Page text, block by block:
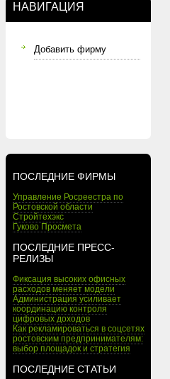
НАВИГАЦИЯ
Добавить фирму
ПОСЛЕДНИЕ ФИРМЫ
Управление Росреестра по
Ростовской области
Стройтехэкс
Гуково Просмета
ПОСЛЕДНИЕ ПРЕСС-
РЕЛИЗЫ
Фиксация высоких офисных
расходов меняет модели
Администрация усиливает
координацию контроля
цифровых доходов
Как рекламироваться в соцсетях
ростовским предпринимателям:
выбор площадок и стратегия
ПОСЛЕДНИЕ СТАТЬИ